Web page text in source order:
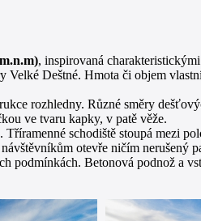
, inspirovaná
Deštné. Hmota či objem
rozhledny. Různé směry
ve tvaru kapky, v patě věže.
schodiště stoupá mezi
otevře ničím nerušený
podmínkách. Betonová podnož a